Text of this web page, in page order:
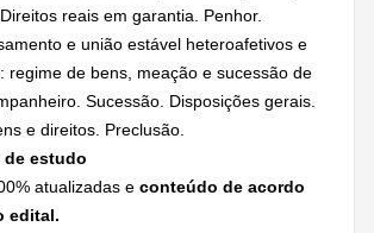
reais em garantia. Penhor.
e união estável heteroafetivos e
regime de bens, meação e sucessão de
Sucessão. Disposições gerais.
e direitos. Preclusão.
de estudo
atualizadas e conteúdo de acordo
edital.